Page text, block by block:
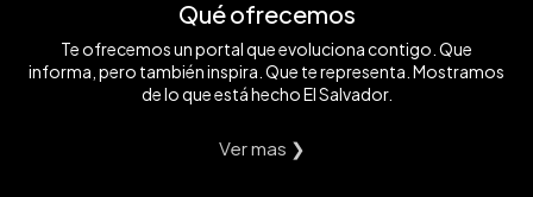
Qué ofrecemos
Te ofrecemos un portal que evoluciona contigo. Que
informa, pero también inspira. Que te representa. Mostramos
de lo que está hecho El Salvador.
Ver mas ❯